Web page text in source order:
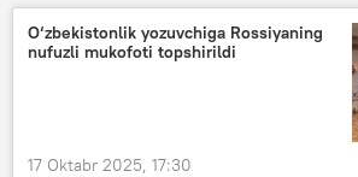
Afg‘oniston
giyohvand moddalar
kiberxavfsizlik
O‘zbekistonlik yozuvchiga Rossiyaning
nufuzli mukofoti topshirildi
17 Oktabr 2025, 17:30